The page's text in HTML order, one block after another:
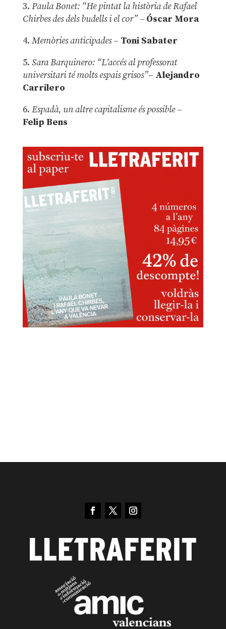
3. Paula Bonet: “He pintat la història de Rafael
Chirbes des dels budells i el cor” –Óscar Mora
4. Memòries anticipades– Toni Sabater
5. Sara Barquinero: “L’accés al professorat
universitari té molts espais grisos”– Alejandro
Carrilero
6. Espadà, un altre capitalisme és possible –
Felip Bens